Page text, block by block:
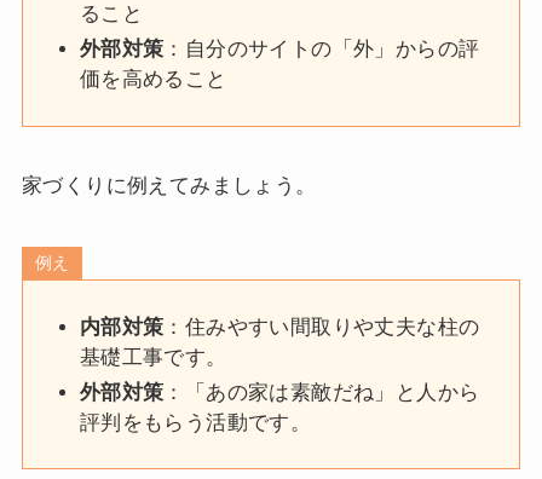
ること
外部対策 ：自分のサイトの「外」からの評
価を高めること
家づくりに例えてみましょう。
例え
内部対策 ：住みやすい間取りや丈夫な柱の
基礎工事です。
外部対策 ：「あの家は素敵だね」と人から
評判をもらう活動です。